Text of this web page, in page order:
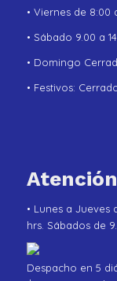
• Viernes de 8:00
• Sábado 9.00 a
• Domingo
• Festivos:
• Lunes a Jueves
hrs. Sábados de
Despacho en 5